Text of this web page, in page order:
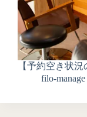
【予約空き状
filo-manage